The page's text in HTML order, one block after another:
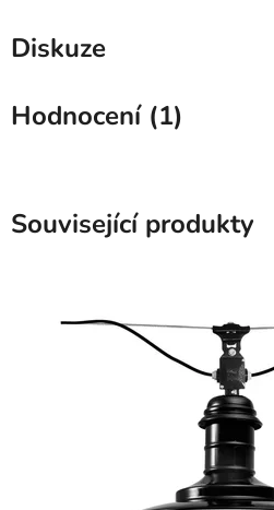
Diskuze
Hodnocení (1)
Související produkty